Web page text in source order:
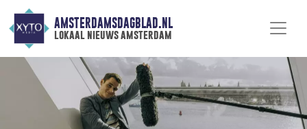
AMSTERDAMSDAGBLAD.NL
lokaal nieuws amsterdam